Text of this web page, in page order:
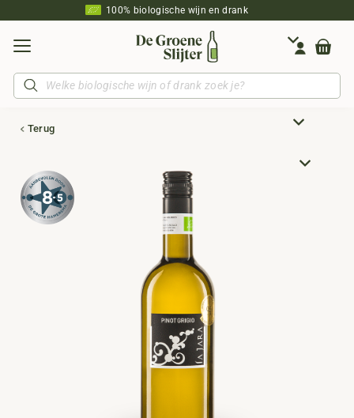
100% biologische wijn en drank
Producten
zoeken
Terug